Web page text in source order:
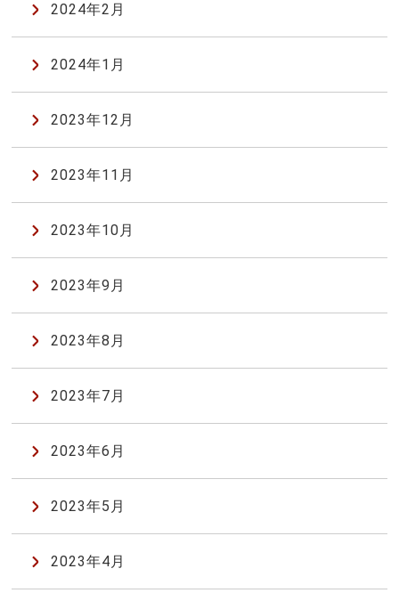
2024年2月
2024年1月
2023年12月
2023年11月
2023年10月
2023年9月
2023年8月
2023年7月
2023年6月
2023年5月
2023年4月